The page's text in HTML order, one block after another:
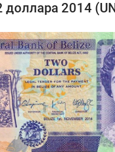
доллара 2014